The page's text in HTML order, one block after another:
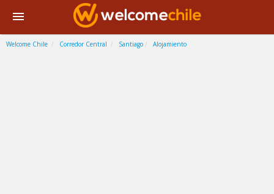
Welcome Chile Corredor Central Santiago Alojamiento